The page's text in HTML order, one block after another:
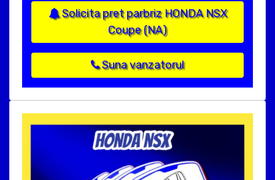
Solicita pret parbriz HONDA NSX
Coupe (NA)
Suna vanzatorul